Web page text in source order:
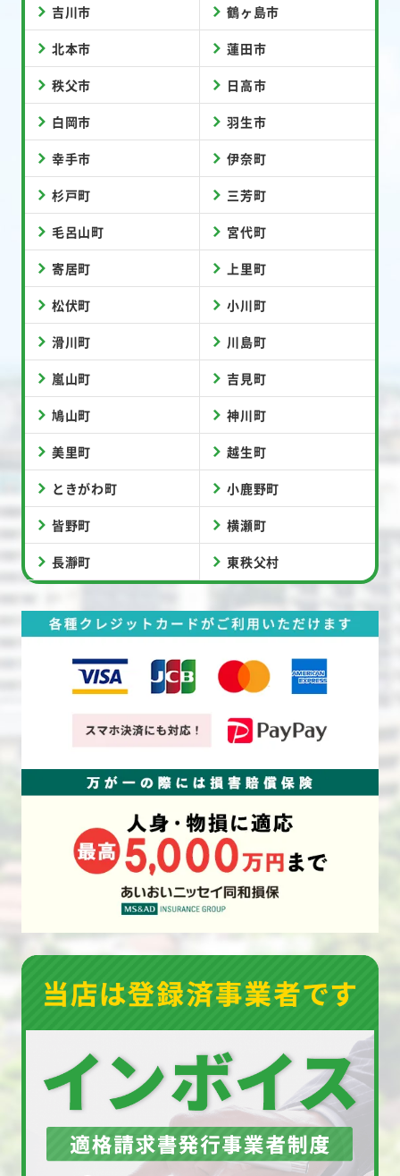
吉川市 鶴ヶ島市
北本市 蓮田市
秩父市 日高市
白岡市 羽生市
幸手市 伊奈町
杉戸町 三芳町
毛呂山町 宮代町
寄居町 上里町
松伏町 小川町
滑川町 川島町
嵐山町 吉見町
鳩山町 神川町
美里町 越生町
ときがわ町 小鹿野町
皆野町 横瀬町
長瀞町 東秩父村